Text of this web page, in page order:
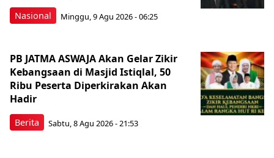
Nasional Minggu, 9 Agu 2026 - 06:25
Berita
PB JATMA ASWAJA Akan Gelar Zikir
Kebangsaan di Masjid Istiqlal, 50
Ribu Peserta Diperkirakan Akan
Hadir
Sabtu, 8 Agu 2026 - 21:53